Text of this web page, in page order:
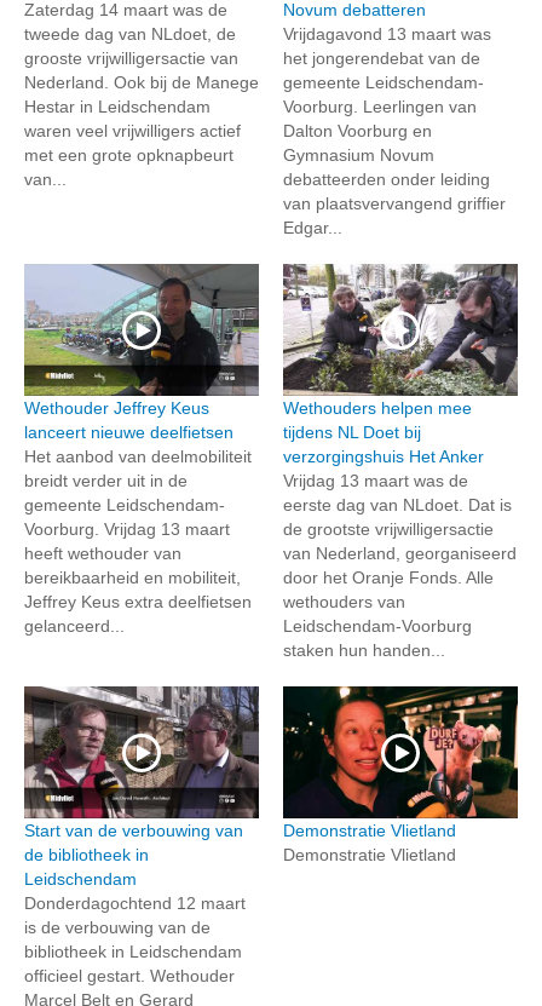
Zaterdag 14 maart was de
tweede dag van NLdoet, de
grooste vrijwilligersactie van
Nederland. Ook bij de Manege
Hestar in Leidschendam
waren veel vrijwilligers actief
met een grote opknapbeurt
van...
Novum debatteren
Vrijdagavond 13 maart was
het jongerendebat van de
gemeente Leidschendam-
Voorburg. Leerlingen van
Dalton Voorburg en
Gymnasium Novum
debatteerden onder leiding
van plaatsvervangend griffier
Edgar...
Wethouder Jeffrey Keus
lanceert nieuwe deelfietsen
Het aanbod van deelmobiliteit
breidt verder uit in de
gemeente Leidschendam-
Voorburg. Vrijdag 13 maart
heeft wethouder van
bereikbaarheid en mobiliteit,
Jeffrey Keus extra deelfietsen
gelanceerd...
Wethouders helpen mee
tijdens NL Doet bij
verzorgingshuis Het Anker
Vrijdag 13 maart was de
eerste dag van NLdoet. Dat is
de grootste vrijwilligersactie
van Nederland, georganiseerd
door het Oranje Fonds. Alle
wethouders van
Leidschendam-Voorburg
staken hun handen...
Start van de verbouwing van
de bibliotheek in
Leidschendam
Donderdagochtend 12 maart
is de verbouwing van de
bibliotheek in Leidschendam
officieel gestart. Wethouder
Marcel Belt en Gerard
Demonstratie Vlietland
Demonstratie Vlietland